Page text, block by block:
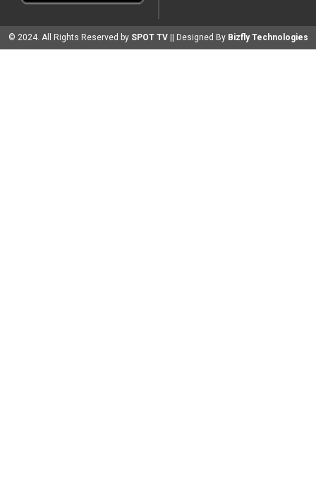
© 2024. All Rights Reserved by SPOT TV || Designed By Bizfly Technologies